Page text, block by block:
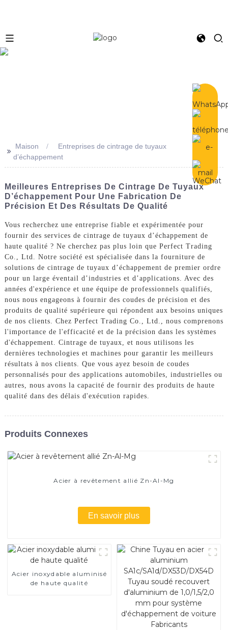
>> Maison
Entreprises de cintrage de tuyaux
d’échappement
Meilleures Entreprises De Cintrage De Tuyaux
D’échappement Pour Une Fabrication De
Précision Et Des Résultats De Qualité
Vous recherchez une entreprise fiable et expérimentée pour
fournir des services de cintrage de tuyaux d’échappement de
haute qualité ? Ne cherchez pas plus loin que Perfect Trading
Co., Ltd. Notre société est spécialisée dans la fourniture de
solutions de cintrage de tuyaux d’échappement de premier ordre
pour un large éventail d’industries et d’applications. Avec des
années d'expérience et une équipe de professionnels qualifiés,
nous nous engageons à fournir des coudes de précision et des
produits de qualité supérieure qui répondent aux besoins uniques
de nos clients. Chez Perfect Trading Co., Ltd., nous comprenons
l'importance de l'efficacité et de la précision dans les systèmes
d'échappement. Cintrage de tuyaux, et nous utilisons les
dernières technologies et machines pour garantir les meilleurs
résultats à nos clients. Que vous ayez besoin de coudes
personnalisés pour des applications automobiles, industrielles ou
autres, nous avons la capacité de fournir des produits de haute
qualité dans des délais d'exécution rapides.
Produits Connexes
Acier à revêtement allié Zn-Al-Mg
En savoir plus
Acier inoxydable aluminisé
de haute qualité